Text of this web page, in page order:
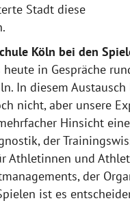
Stadt diese
Köln bei den
in Gespräche
In diesem
nicht, aber unsere
Hinsicht
der
und
der
ist es